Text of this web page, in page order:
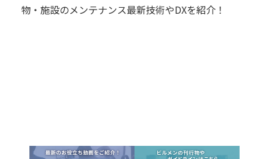
物・施設のメンテナンス最新技術やDXを紹介！